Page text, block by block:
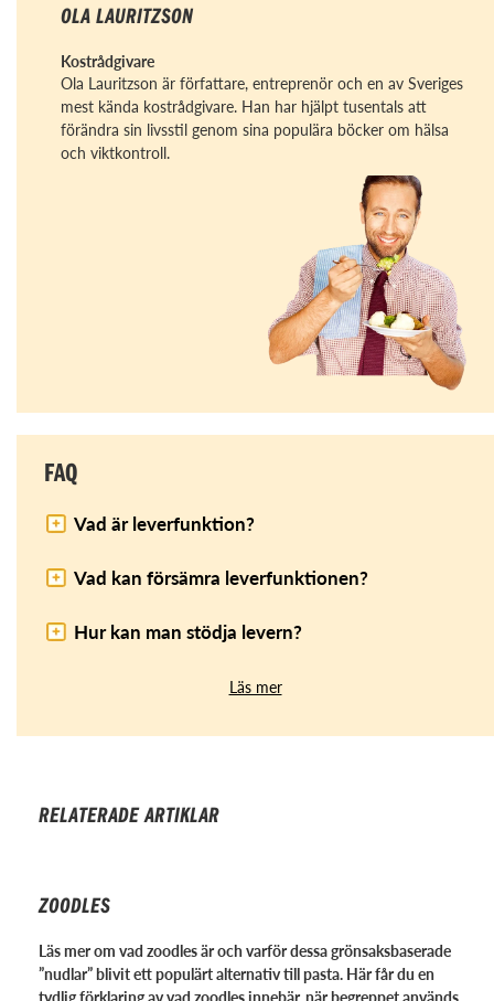
OLA LAURITZSON
Kostrådgivare
Ola Lauritzson är författare, entreprenör och en av Sveriges
mest kända kostrådgivare. Han har hjälpt tusentals att
förändra sin livsstil genom sina populära böcker om hälsa
och viktkontroll.
FAQ
Vad är leverfunktion?
Vad kan försämra leverfunktionen?
Hur kan man stödja levern?
Läs mer
RELATERADE ARTIKLAR
ZOODLES
Läs mer om vad zoodles är och varför dessa grönsaksbaserade
”nudlar” blivit ett populärt alternativ till pasta. Här får du en
tydlig förklaring av vad zoodles innebär, när begreppet används